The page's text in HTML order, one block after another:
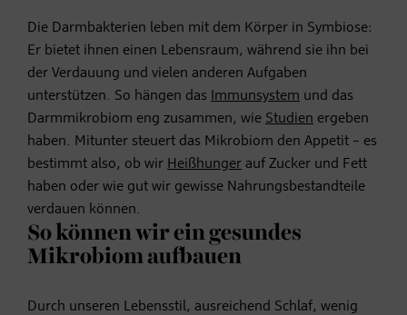
Die Darmbakterien leben mit dem Körper in Symbiose:
Er bietet ihnen einen Lebensraum, während sie ihn bei
der Verdauung und vielen anderen Aufgaben
unterstützen. So hängen das
Immunsystem und das
Darmmikrobiom eng zusammen, wie Studien ergeben
haben. Mitunter steuert das Mikrobiom den Appetit – es
bestimmt also, ob wir Heißhunger auf Zucker und Fett
haben oder wie gut wir gewisse Nahrungsbestandteile
verdauen können.
So können wir ein gesundes
Mikrobiom aufbauen
Durch unseren Lebensstil, ausreichend Schlaf, wenig